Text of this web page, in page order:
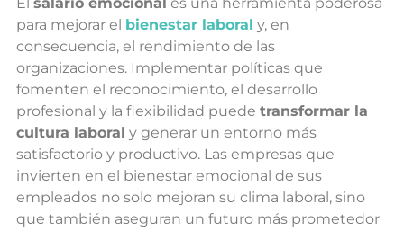
para mejorar el
bienestar laboral y, en
consecuencia, el rendimiento de las
organizaciones. Implementar políticas que
fomenten el reconocimiento, el desarrollo
profesional y la flexibilidad puede transformar la
cultura laboral y generar un entorno más
satisfactorio y productivo. Las empresas que
invierten en el bienestar emocional de sus
empleados no solo mejoran su clima laboral, sino
que también aseguran un futuro más prometedor